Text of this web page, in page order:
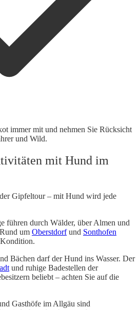
immer mit und nehmen Sie Rücksicht
und Wild.
mit Hund im
Gipfeltour – mit Hund wird jede
führen durch Wälder, über Almen und
um Oberstdorfund Sonthofen
Bächen darf der Hund ins Wasser. Der
und ruhige Badestellen der
beliebt – achten Sie auf die
Gasthöfe im Allgäu sind